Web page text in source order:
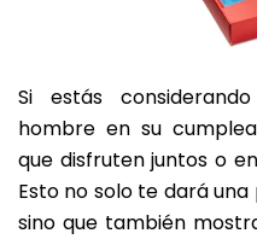
Si estás
hombre en su
que disfruten juntos o
Esto no solo te dará
sino que también